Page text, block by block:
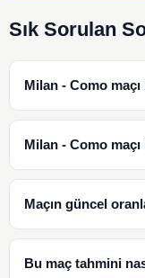
Sık Sorulan
Milan - Como
Milan - Como
Maçın güncel
Bu maç tahmini